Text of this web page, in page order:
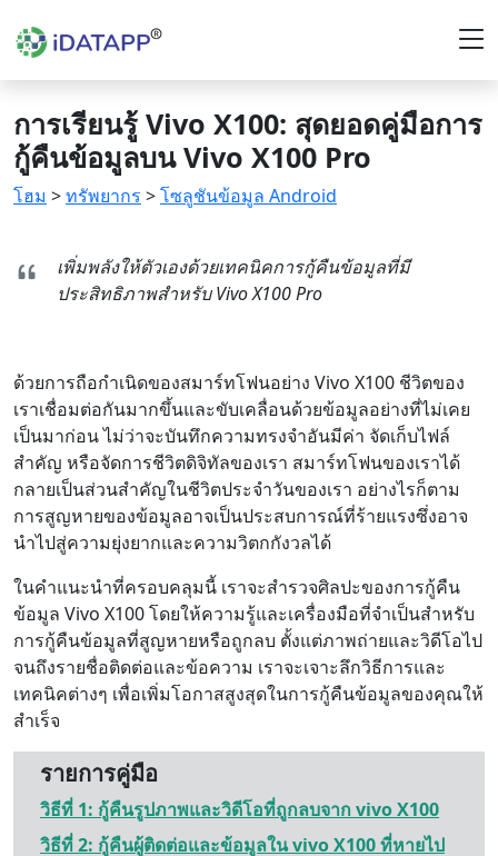
การเรียนรู้ Vivo X100: สุดยอดคู่มือการ
กู้คืนข้อมูลบน Vivo X100 Pro
โฮม >ทรัพยากร >โซลูชันข้อมูล Android
เพิ่มพลังให้ตัวเองด้วยเทคนิคการกู้คืนข้อมูลที่มี
ประสิทธิภาพสำหรับ Vivo X100 Pro
ด้วยการถือกำเนิดของสมาร์ทโฟนอย่าง Vivo X100 ชีวิตของ
เราเชื่อมต่อกันมากขึ้นและขับเคลื่อนด้วยข้อมูลอย่างที่ไม่เคย
เป็นมาก่อน ไม่ว่าจะบันทึกความทรงจำอันมีค่า จัดเก็บไฟล์
สำคัญ หรือจัดการชีวิตดิจิทัลของเรา สมาร์ทโฟนของเราได้
กลายเป็นส่วนสำคัญในชีวิตประจำวันของเรา อย่างไรก็ตาม
การสูญหายของข้อมูลอาจเป็นประสบการณ์ที่ร้ายแรงซึ่งอาจ
นำไปสู่ความยุ่งยากและความวิตกกังวลได้
ในคำแนะนำที่ครอบคลุมนี้ เราจะสำรวจศิลปะของการกู้คืน
ข้อมูล Vivo X100 โดยให้ความรู้และเครื่องมือที่จำเป็นสำหรับ
การกู้คืนข้อมูลที่สูญหายหรือถูกลบ ตั้งแต่ภาพถ่ายและวิดีโอไป
จนถึงรายชื่อติดต่อและข้อความ เราจะเจาะลึกวิธีการและ
เทคนิคต่างๆ เพื่อเพิ่มโอกาสสูงสุดในการกู้คืนข้อมูลของคุณให้
สำเร็จ
รายการคู่มือ
วิธีที่ 1: กู้คืนรูปภาพและวิดีโอที่ถูกลบจาก vivo X100
วิธีที่ 2: กู้คืนผู้ติดต่อและข้อมูลใน vivo X100 ที่หายไป